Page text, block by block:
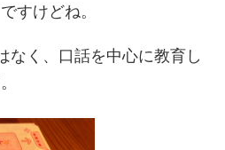
すけどね。
なく、口話を中心に教育し